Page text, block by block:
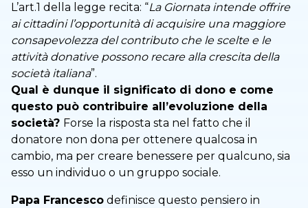
L’art.1 della legge recita: “La Giornata intende offrire
ai cittadini l’opportunità di acquisire una maggiore
consapevolezza del contributo che le scelte e le
attività donative possono recare alla crescita della
società italiana”.
Qual è dunque il significato di dono e come
questo può contribuire all’evoluzione della
società? Forse la risposta sta nel fatto che il
donatore non dona per ottenere qualcosa in
cambio, ma per creare benessere per qualcuno, sia
esso un individuo o un gruppo sociale.
Papa Francesco definisce questo pensiero in